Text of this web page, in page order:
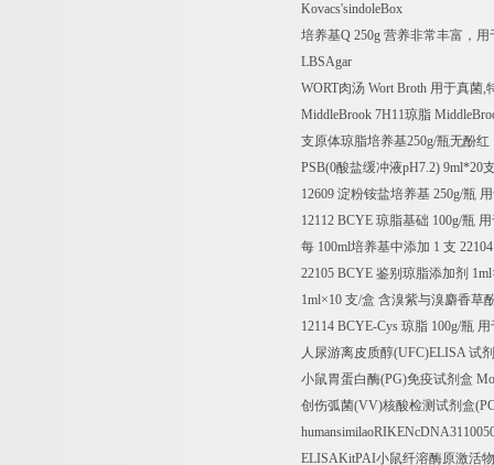
Kovacs'sindoleBox
培养基Q 250g 营养非常丰富，
LBSAgar
WORT肉汤 Wort Broth 用于真菌,
MiddleBrook 7H11琼脂
支原体琼脂培养基250g/瓶无酚红
PSB(0酸盐缓冲液pH7.2) 9ml*20
12609 淀粉铵盐培养基 250g/瓶
12112 BCYE 琼脂基础 100g/瓶
每 100ml培养基中添加 1 支 22104
22105 BCYE 鉴别琼脂添加剂 1ml
1ml×10 支/盒 含溴紫与溴麝香草
12114 BCYE-Cys 琼脂 100g/瓶 用
人尿游离皮质醇(UFC)ELISA试
小鼠胃蛋白酶(PG)免疫试剂盒
创伤弧菌(VV)核酸检测试剂盒
ELISAKitPAI小鼠纤溶酶原激活